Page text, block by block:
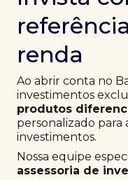
renda
Ao abrir conta no
investimentos
produtos
personalizado para
investimentos.
Nossa equipe
assessoria de